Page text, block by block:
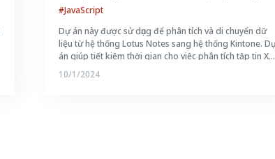
Kintone
#JavaScript
Dự án này được sử dụng để phân tích và di chuyển dữ
liệu từ hệ thống Lotus Notes sang hệ thống Kintone. Dự
án giúp tiết kiệm thời gian cho việc phân tích tập tin XML
và tạo ứng dụng thủ công trên hệ thống Kintone. Ngoài
ra; việc phân tích tập tin XML và tạo ứng dụng đều được
10/1/2024